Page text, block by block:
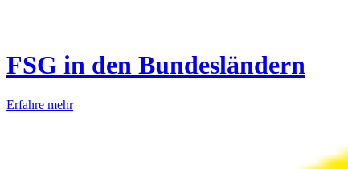
FSG in den Bundesländern
Erfahre mehr